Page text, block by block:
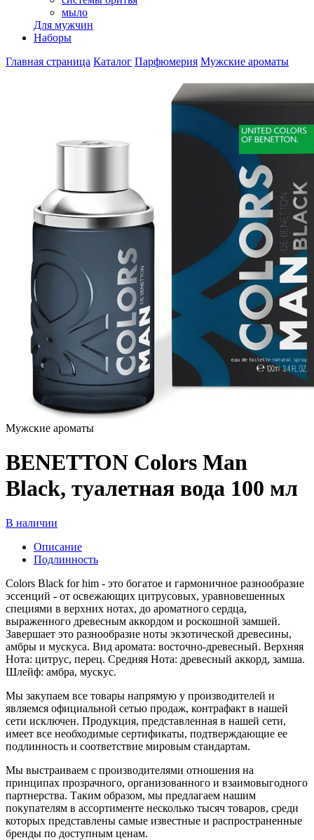
мыло
Для мужчин
Наборы
Главная страница Каталог Парфюмерия Мужские ароматы
Мужские ароматы
BENETTON Colors Man
Black, туалетная вода 100 мл
В наличии
Описание
Подлинность
Colors Black for him - это богатое и гармоничное разнообразие
эссенций - от освежающих цитрусовых, уравновешенных
специями в верхних нотах, до ароматного сердца,
выраженного древесным аккордом и роскошной замшей.
Завершает это разнообразие ноты экзотической древесины,
амбры и мускуса. Вид аромата: восточно-древесный. Верхняя
Нота: цитрус, перец. Средняя Нота: древесный аккорд, замша.
Шлейф: амбра, мускус.
Мы закупаем все товары напрямую у производителей и
являемся официальной сетью продаж, контрафакт в нашей
сети исключен. Продукция, представленная в нашей сети,
имеет все необходимые сертификаты, подтверждающие ее
подлинность и соответствие мировым стандартам.
Мы выстраиваем с производителями отношения на
принципах прозрачного, организованного и взаимовыгодного
партнерства. Таким образом, мы предлагаем нашим
покупателям в ассортименте несколько тысяч товаров, среди
которых представлены самые известные и распространенные
бренды по доступным ценам.